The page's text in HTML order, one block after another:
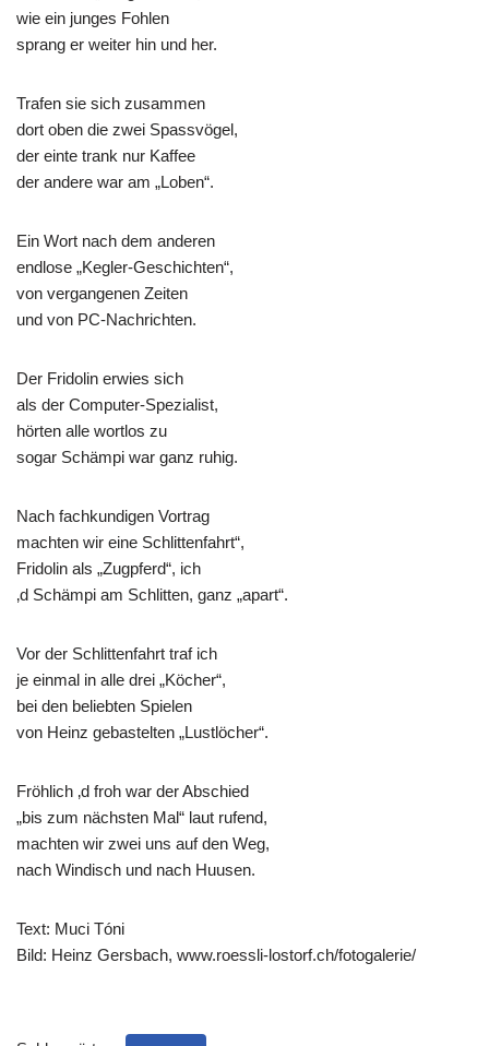
wie ein junges Fohlen
sprang er weiter hin und her.
Trafen sie sich zusammen
dort oben die zwei Spassvögel,
der einte trank nur Kaffee
der andere war am „Loben“.
Ein Wort nach dem anderen
endlose „Kegler-Geschichten“,
von vergangenen Zeiten
und von PC-Nachrichten.
Der Fridolin erwies sich
als der Computer-Spezialist,
hörten alle wortlos zu
sogar Schämpi war ganz ruhig.
Nach fachkundigen Vortrag
machten wir eine Schlittenfahrt“,
Fridolin als „Zugpferd“, ich
‚d Schämpi am Schlitten, ganz „apart“.
Vor der Schlittenfahrt traf ich
je einmal in alle drei „Köcher“,
bei den beliebten Spielen
von Heinz gebastelten „Lustlöcher“.
Fröhlich ‚d froh war der Abschied
„bis zum nächsten Mal“ laut rufend,
machten wir zwei uns auf den Weg,
nach Windisch und nach Huusen.
Text: Muci Tóni
Bild: Heinz Gersbach, www.roessli-lostorf.ch/fotogalerie/